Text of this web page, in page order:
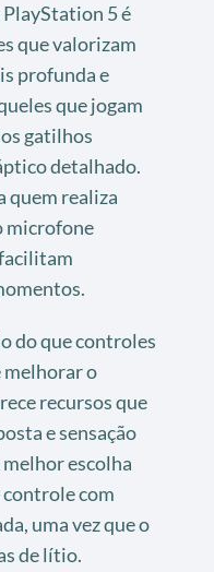
5 é
que valorizam
profunda e
que jogam
gatilhos
detalhado.
quem realiza
microfone
do que controles
melhorar o
recursos que
e sensação
escolha
com
uma vez que o
de lítio.